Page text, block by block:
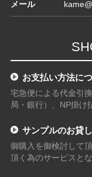
メール
お支払い方法に
宅急便による代金引
局・銀行）、NP掛け
サンプルのお貸
御購入を御検討して
頂く為のサービスとな